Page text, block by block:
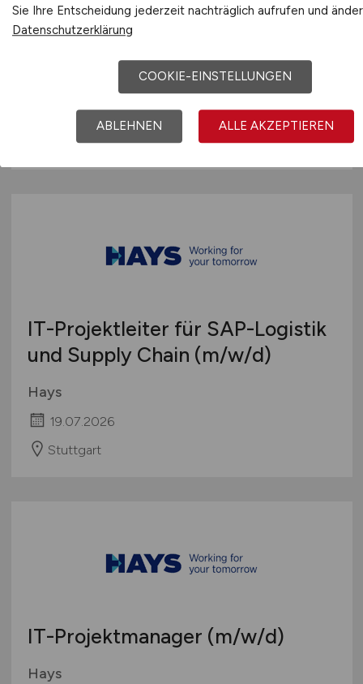
Atlassian Cloud Developer
(m/w/d)Jira und Confluence
STRABAG BRVZ GMBH
Wien (Österreich), Spittal/Drau (Österreich),
Villach (Österreich), Stuttgart
IT-Projektleiter für SAP-Logistik
und Supply Chain (m/w/d)
Hays
19.07.2026
Stuttgart
IT-Projektmanager (m/w/d)
Hays
Sie Ihre Entscheidung jederzeit nachträglich aufrufen und
Datenschutzerklärung
COOKIE-EINSTELLUNGEN
ABLEHNEN ALLE AKZEPTIEREN